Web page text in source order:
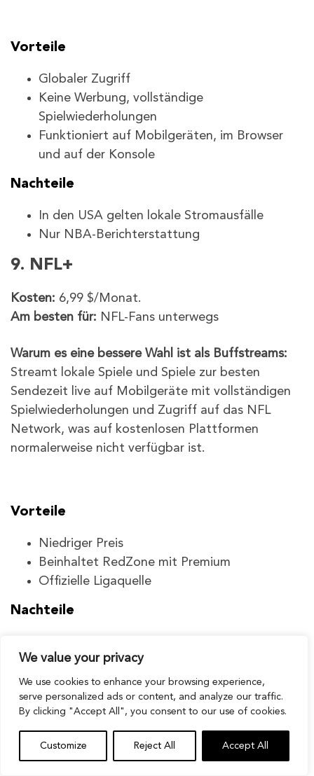
We value your privacy
We use cookies to enhance your browsing experience,
serve personalized ads or content, and analyze our traffic.
By clicking "Accept All", you consent to our use of cookies.
Customize Reject All Accept All
Vorteile
Globaler Zugriff
Keine Werbung, vollständige
Spielwiederholungen
Funktioniert auf Mobilgeräten, im Browser
und auf der Konsole
Nachteile
In den USA gelten lokale Stromausfälle
Nur NBA-Berichterstattung
9. NFL+
Kosten: 6,99 $/Monat.
Am besten für: NFL-Fans unterwegs
Warum es eine bessere Wahl ist als Buffstreams:
Streamt lokale Spiele und Spiele zur besten
Sendezeit live auf Mobilgeräte mit vollständigen
Spielwiederholungen und Zugriff auf das NFL
Network, was auf kostenlosen Plattformen
normalerweise nicht verfügbar ist.
Vorteile
Niedriger Preis
Beinhaltet RedZone mit Premium
Offizielle Ligaquelle
Nachteile
Nur in den USA, außer bei Verwendung eines
VPN
10. Amazon Prime Video (Sport-
Add-ons)
Kosten:14,99 $/Monat + Add-ons.